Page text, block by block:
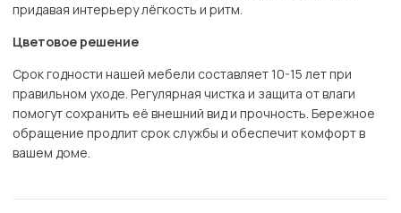
придавая интерьеру лёгкость и ритм.
Цветовое решение
Срок годности нашей мебели составляет 10-15 лет при
правильном уходе. Регулярная чистка и защита от влаги
помогут сохранить её внешний вид и прочность. Бережное
обращение продлит срок службы и обеспечит комфорт в
вашем доме.